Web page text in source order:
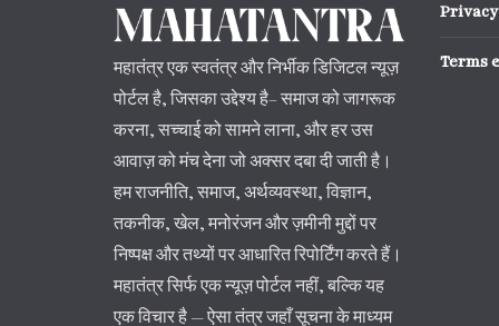
महातंत्र एक स्वतंत्र और निर्भीक डिजिटल न्यूज़
पोर्टल है, जिसका उद्देश्य है– समाज को जागरूक
करना, सच्चाई को सामने लाना, और हर उस
आवाज़ को मंच देना जो अक्सर दबा दी जाती है।
हम राजनीति, समाज, अर्थव्यवस्था, विज्ञान,
तकनीक, खेल, मनोरंजन और ज़मीनी मुद्दों पर
निष्पक्ष और तथ्यों पर आधारित रिपोर्टिंग करते हैं।
महातंत्र सिर्फ एक न्यूज़ पोर्टल नहीं, बल्कि यह
एक विचार है — ऐसा तंत्र जहाँ सूचना के माध्यम
Terms